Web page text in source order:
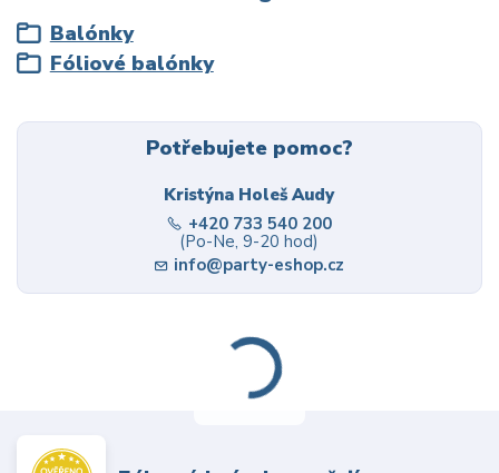
Balónky
Fóliové balónky
Potřebujete pomoc?
Kristýna Holeš Audy
+420 733 540 200
(Po-Ne, 9-20 hod)
info@party-eshop.cz